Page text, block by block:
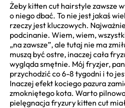
Żeby kitten cut hairstyle zawsze
o niego dbać. To nie jest jakaś
rzeczy jest kluczowych.
podcinanie. Wiem, wiem,
„na zawsze”, ale tutaj nie ma
muszą być ostre, inaczej cała
wygląda smętnie. Mój fryzjer,
przychodzić co 6-8 tygodni i to
Inaczej efekt kociego pazura
zmokniętego kota. Warto
pielęgnacja fryzury kitten cut